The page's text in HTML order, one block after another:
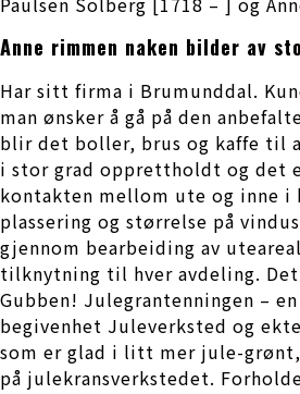
Anne rimmen naken bilder av
Har sitt firma i Brumunddal.
man ønsker å gå på den
blir det boller, brus og kaffe til
i stor grad opprettholdt og det
kontakten mellom ute og inne i
plassering og størrelse på
gjennom bearbeiding av
tilknytning til hver avdeling.
Gubben! Julegrantenningen –
begivenhet Juleverksted og
som er glad i litt mer jule-
på julekransverkstedet.